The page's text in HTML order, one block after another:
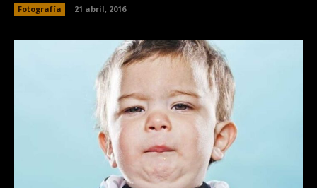
Fotografía 21 abril, 2016